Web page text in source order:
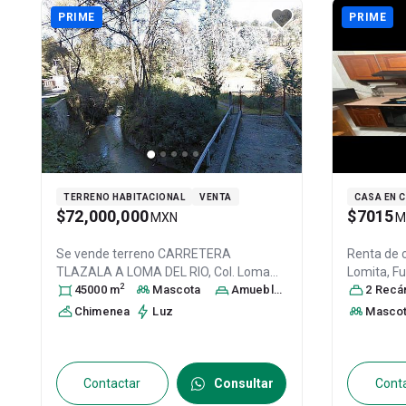
PRIME
TERRENO HABITACIONAL VENTA
$72,000,000 MXN
Se vende terreno CARRETERA
TLAZALA A LOMA DEL RIO, Col. Loma
del Río,Nicolás Romero, México, México
C.P. 54463, ID: 28000675
45000 m2 Mascota
Amueblado
Chimenea
Luz
Contactar Consultar
PRIME
CASA EN
$7015
Renta de
Lomita,
Nicolás
Nicolás
2